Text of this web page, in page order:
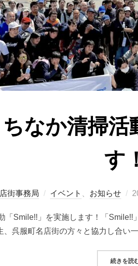
なか清掃
す！
街事務局 イベント お知らせ
日:
「Smile!!」を実施します！「
、呉服町名店街の方々と協力し合い
続きを読